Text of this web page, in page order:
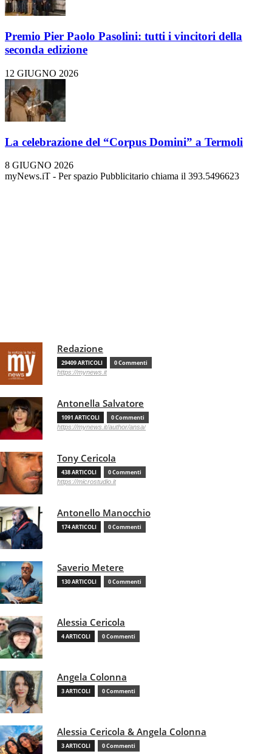
Premio Pier Paolo Pasolini: tutti i vincitori della
seconda edizione
12 GIUGNO 2026
La celebrazione del “Corpus Domini” a Termoli
8 GIUGNO 2026
myNews.iT - Per spazio Pubblicitario chiama il 393.5496623
Redazione
29409 ARTICOLI 0 Commenti
https://mynews.it
Antonella Salvatore
1091 ARTICOLI 0 Commenti
https://mynews.it/author/ansa/
Tony Cericola
438 ARTICOLI 0 Commenti
https://microstudio.it
Antonello Manocchio
174 ARTICOLI 0 Commenti
Saverio Metere
130 ARTICOLI 0 Commenti
Alessia Cericola
4 ARTICOLI 0 Commenti
Angela Colonna
3 ARTICOLI 0 Commenti
Alessia Cericola & Angela Colonna
3 ARTICOLI 0 Commenti